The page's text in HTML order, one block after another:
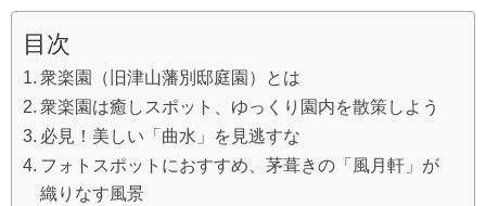
目次
衆楽園（旧津山藩別邸庭園）とは
衆楽園は癒しスポット、ゆっくり園内を散策しよう
必見！美しい「曲水」を見逃すな
フォトスポットにおすすめ、茅葺きの「風月軒」が
織りなす風景